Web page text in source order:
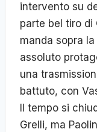
intervento su
parte bel tiro di
manda sopra
assoluto
una
battuto, con
Il tempo si
Grelli, ma